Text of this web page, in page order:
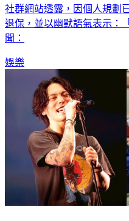
社群網站透露，因個人規劃
退保，並以幽默語氣表示：
聞：
娛樂